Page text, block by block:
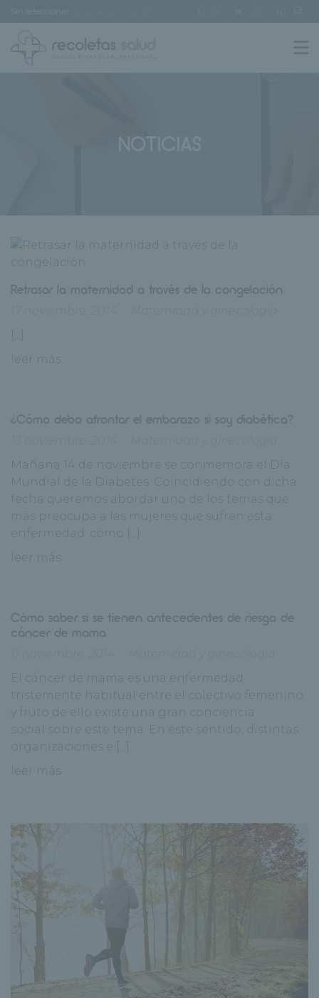
NOTICIAS
Retrasar la maternidad a través de la congelación
leer más
¿Cómo debo afrontar el embarazo si soy diabética?
Mañana 14 de noviembre se conmemora el Día
Mundial de la Diabetes. Coincidiendo con dicha
fecha queremos abordar uno de los temas que
más preocupa a las mujeres que sufren esta
enfermedad: cómo [...]
leer más
Cómo saber si se tienen antecedentes de riesgo de
cáncer de mama
El cáncer de mama es una enfermedad
tristemente habitual entre el colectivo femenino
y fruto de ello existe una gran conciencia
social sobre este tema. En este sentido, distintas
organizaciones e [...]
leer más